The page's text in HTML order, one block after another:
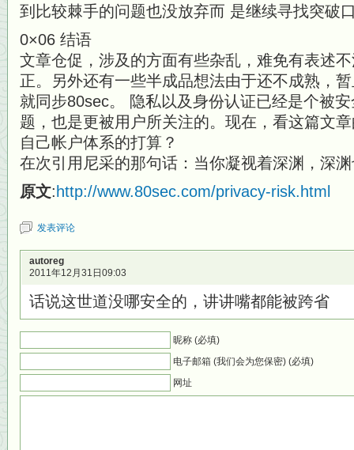
到比较棘手的问题也没放弃而 是继续寻找突破
0×06 结语
文章仓促，涉及的方面有些杂乱，难免有表述
正。另外还有一些半成品想法由于还不成熟，
就同步80sec。 隐私以及身份认证已经是个被
题，也是更被用户所关注的。现在，看这篇文
自己帐户体系的打算？
在次引用尼采的那句话：当你凝视着深渊，深
原文: http://www.80sec.com/privacy-risk.html
发表评论
autoreg
2011年12月31日09:03
话说这世道没哪安全的，讲讲嘴都能被跨省
昵称 (必填)
电子邮箱 (我们会为您保密) (必填)
网址